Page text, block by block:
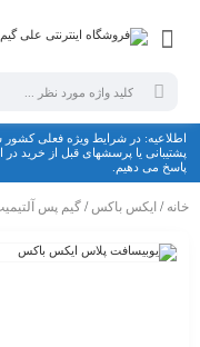
اطلاعیه: در شرایط ویژه فعلی
پاسخ می دهیم.
خانه / ایکس باکس / گیم پس